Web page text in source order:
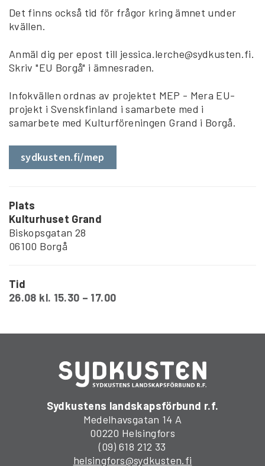
Det finns också tid för frågor kring ämnet under
kvällen.
Anmäl dig per epost till jessica.lerche@sydkusten.fi.
Skriv "EU Borgå" i ämnesraden.
Infokvällen ordnas av projektet MEP - Mera EU-
projekt i Svenskfinland i samarbete med i
samarbete med Kulturföreningen Grand i Borgå.
sydkusten.fi/mep
Plats
Kulturhuset Grand
Biskopsgatan 28
06100 Borgå
Tid
26.08 kl. 15.30 – 17.00
Sydkustens landskapsförbund r.f.
Medelhavsgatan 14 A
00220 Helsingfors
(09) 618 212 33
helsingfors@sydkusten.fi